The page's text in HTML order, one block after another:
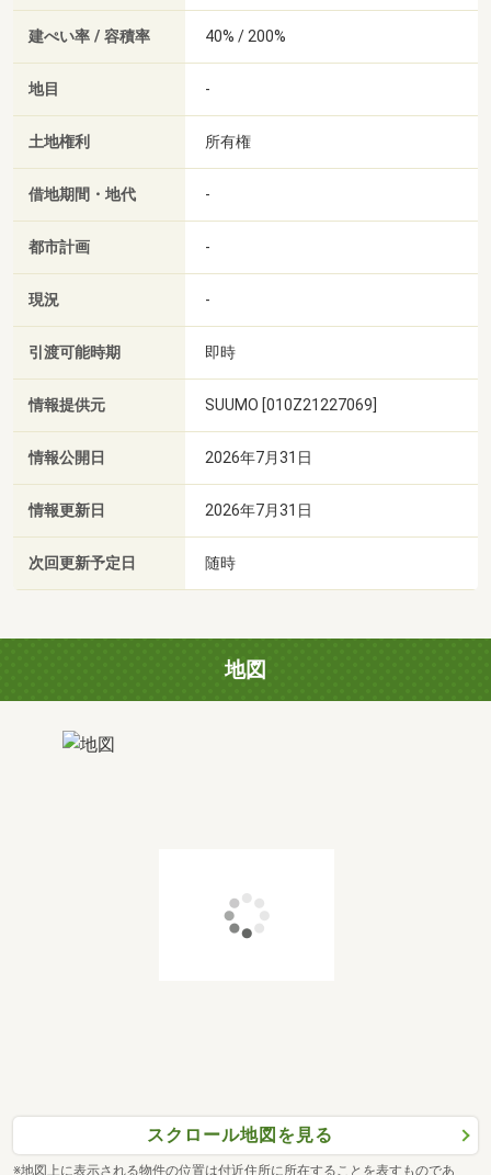
建ぺい率 / 容積率 40% / 200%
地目 -
土地権利 所有権
借地期間・地代 -
都市計画 -
現況 -
引渡可能時期 即時
情報提供元 SUUMO [010Z21227069]
情報公開日 2026年7月31日
情報更新日 2026年7月31日
次回更新予定日 随時
地図
スクロール地図を見る
※地図上に表示される物件の位置は付近住所に所在することを表すものであ